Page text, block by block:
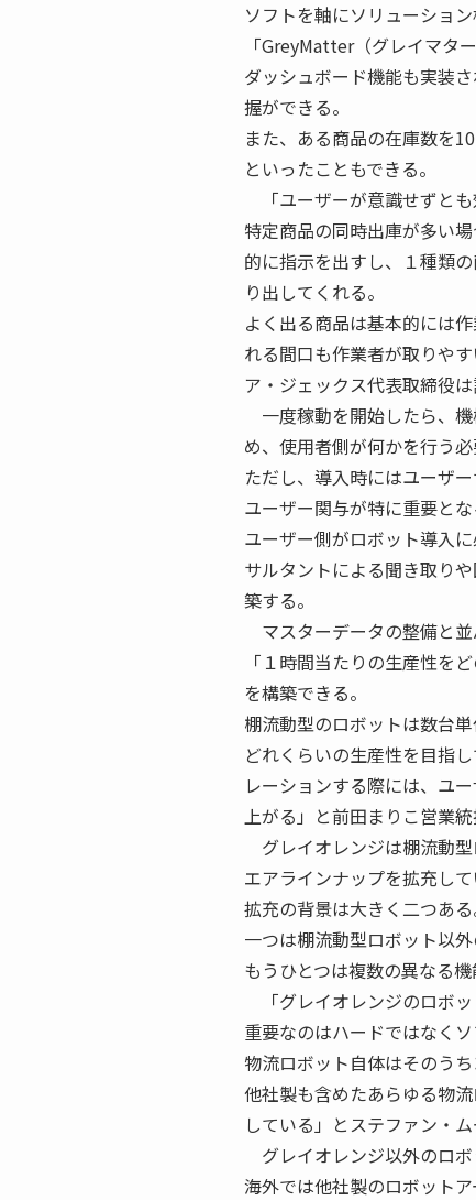
ソフトを軸にソリューショ
「GreyMatter（グレイマタ
ダッシュボード機能も実装
握ができる。
また、ある商品の在庫数を
といったこともできる。
「ユーザーが意識せずとも
特定商品の同時出庫が多い
的に指示を出すし、１種類
り出してくれる。
よく出る商品は基本的には
れる間口も作業者が取りや
ア・ジェックス代表取締役は
一度稼動を開始したら、
め、使用者側が何かを行う
ただし、導入時にはユーザ
ユーザー関与が特に重要と
ユーザー側がロボット導入
サルタントによる聞き取り
築する。
マスターデータの整備と並
「１時間当たりの生産性を
を構築できる。
棚流動型のロボットは数台
どれくらいの生産性を目指
レーションする際には、ユ
上がる」と前田まりこ営業統
グレイオレンジは棚流動
エアラインナップを拡充して
拡充の背景は大きく二つある
一つは棚流動型ロボット以外
もうひとつは複数の異なる
「グレイオレンジのロボッ
重要なのはハードではなくソ
物流ロボット自体はそのうち
他社製も含めたあらゆる物
している」とステファン・
グレイオレンジ以外のロボ
海外では他社製のロボット